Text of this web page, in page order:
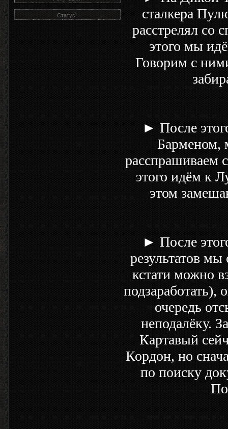
Статус:
сталкера
расстрелял со
этого мы
Говорим с
► После
Барменом,
расспрашиваем
этого идём к
этом
► После
результатов
кстати можно
подзаработать),
очередь
неподалёку.
Картавый
Кордон, но
по поиску